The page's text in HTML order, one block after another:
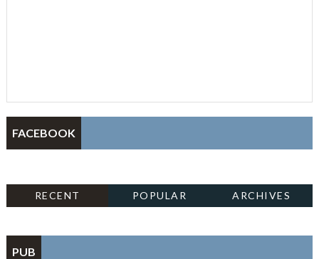
FACEBOOK
RECENT POPULAR ARCHIVES
PUB